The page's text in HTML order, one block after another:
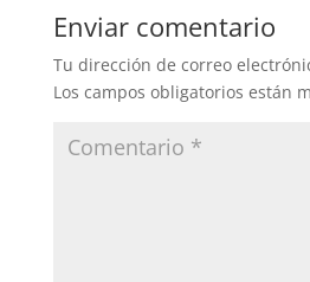
Enviar comentario
Tu dirección de correo
Los campos obligatorios están